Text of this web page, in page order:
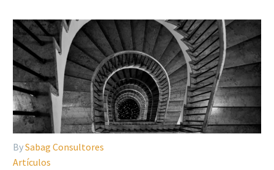
BySabag Consultores
Artículos